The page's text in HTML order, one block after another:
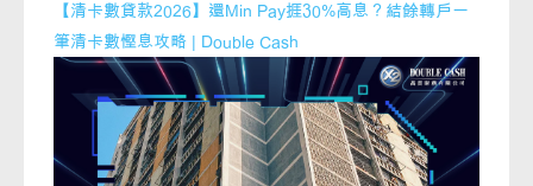
【清卡數貸款2026】還Min Pay捱30%高息？結餘轉戶一
筆清卡數慳息攻略 | Double Cash